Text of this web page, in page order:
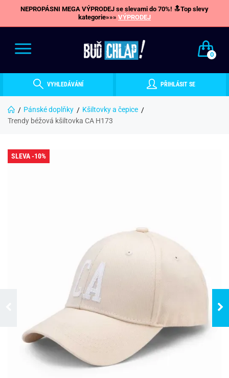
NEPROPÁSNI MEGA VÝPRODEJ se slevami do 70%! 🔝Top slevy
kategorie»»» VÝPRODEJ
0
VYHLEDÁVÁNÍ PŘIHLÁSIT SE
Pánské doplňky
Kšiltovky a čepice
Trendy béžová kšiltovka CA H173
SLEVA -10%